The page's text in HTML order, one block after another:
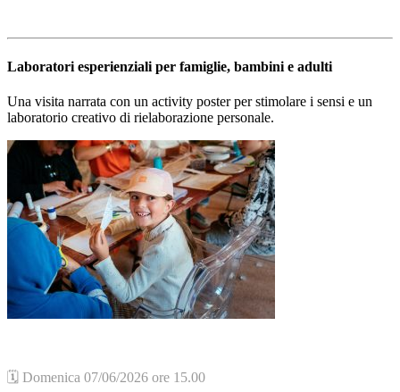
Laboratori esperienziali per famiglie, bambini e adulti
Una visita narrata con un activity poster per stimolare i sensi e un
laboratorio creativo di rielaborazione personale.
🗓️ Domenica 07/06/2026 ore 15.00